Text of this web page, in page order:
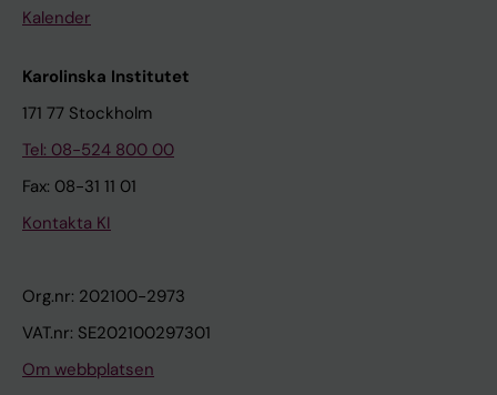
Kalender
Karolinska Institutet
171 77 Stockholm
Tel: 08-524 800 00
Fax: 08-31 11 01
Kontakta KI
Org.nr: 202100-2973
VAT.nr: SE202100297301
Om webbplatsen